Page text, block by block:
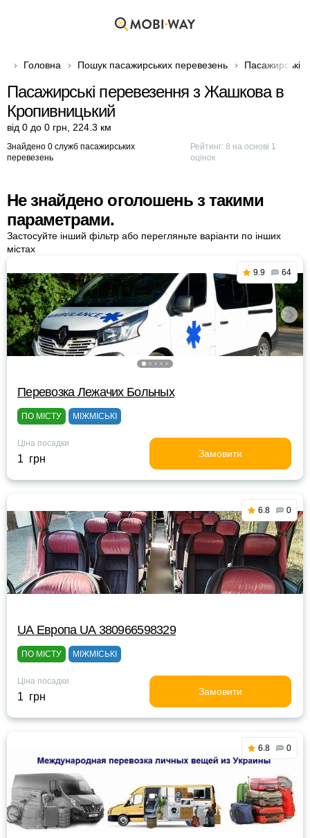
Головна Пошук пасажирських перевезень Пасажирські
Пасажирські перевезення з Жашкова в
Кропивницький
від 0 до 0 грн 224.3 км
Знайдено 0 служб пасажирських
перевезень
Рейтинг:8 на основі 1
оцінок
Не знайдено оголошень з такими
параметрами.
Застосуйте інший фільтр або перегляньте варіанти по інших
містах
9.9 64
Перевозка Лежачих Больных
ПО МІСТУ МІЖМІСЬКІ
Ціна посадки
1 грн Замовити
6.8 0
UА Европа UА 380966598329
ПО МІСТУ МІЖМІСЬКІ
Ціна посадки
1 грн Замовити
6.8 0